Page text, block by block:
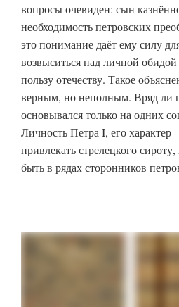
вопросы очевиден: сын
необходимость петровских
это понимание даёт ему силу
возвыситься над личной
пользу отечеству. Такое
верным, но неполным. Вряд ли
основывался только на одних
Личность Петра I, его
привлекать стрелецкого сироту,
быть в рядах сторонников